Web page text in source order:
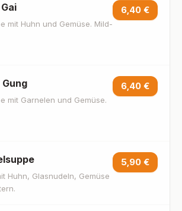
mit Huhn und Gemüse. Mild-
6,40 €
Gung
mit Garnelen und Gemüse.
6,40 €
Huhn, Glasnudeln, Gemüse
5,90 €